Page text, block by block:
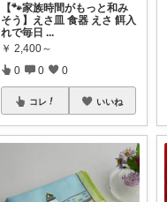
【🐾家族時間がもっと和み
そう】えさ皿 食器 えさ 餌入
れで毎日 ...
￥ 2,400～
0 0 0
コレ いいね